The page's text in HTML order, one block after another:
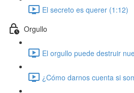
El secreto es querer (1:12)
Orgullo
El orgullo puede destruir
¿Cómo darnos cuenta si